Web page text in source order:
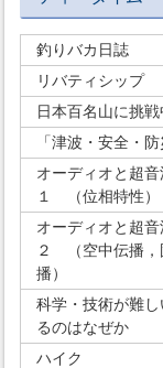
釣りバカ日誌
リバティシップ
日本百名山に挑戦
「津波・安全・防
オーディオと超
１ （位相特性）
オーディオと超
２ （空中伝播，
播）
科学・技術が難
るのはなぜか
ハイク